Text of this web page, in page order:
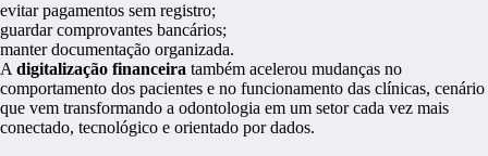
evitar pagamentos sem registro;
guardar comprovantes bancários;
manter documentação organizada.
A digitalização financeira também acelerou mudanças no
comportamento dos pacientes e no funcionamento das clínicas, cenário
que vem transformando a odontologia em um setor cada vez mais
conectado, tecnológico e orientado por dados.